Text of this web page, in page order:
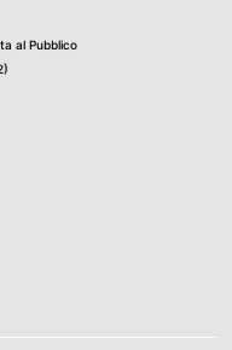
al Pubblico